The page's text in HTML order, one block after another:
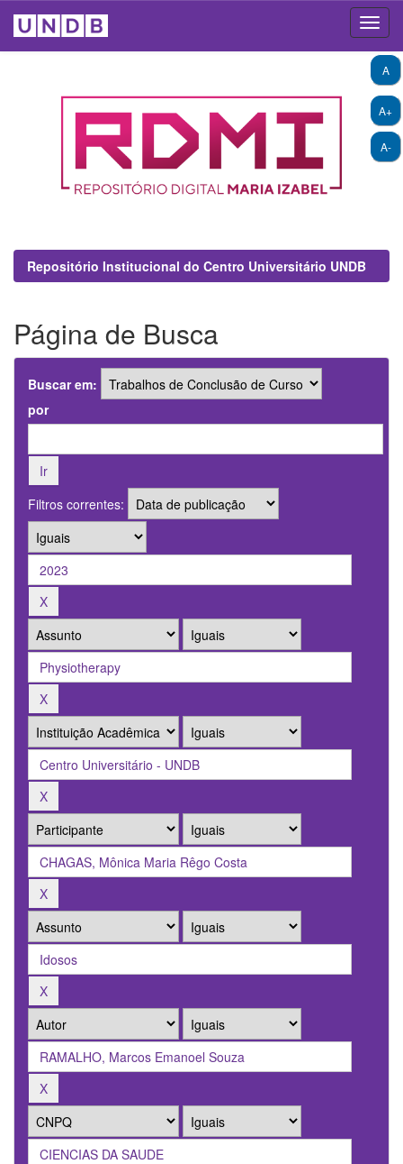
A+
A-
A
Repositório Institucional do Centro Universitário UNDB
Página de Busca
Buscar em:
por
Filtros correntes: